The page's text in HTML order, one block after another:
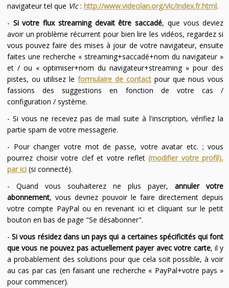
navigateur tel que Vlc: http://www.videolan.org/vlc/index.fr.html.
- Si votre flux streaming devait être saccadé, que vous deviez
avoir un problème récurrent pour bien lire les vidéos, regardez si
vous pouvez faire des mises à jour de votre navigateur, ensuite
faites une recherche « streaming+saccadé+nom du navigateur »
et / ou « optimiser+nom du navigateur+streaming » pour des
pistes, ou utilisez leformulaire de contact pour que nous vous
fassions des suggestions en fonction de votre cas /
configuration / système.
- Si vous ne recevez pas de mail suite à l'inscription, vérifiez la
partie spam de votre messagerie.
- Pour changer votre mot de passe, votre avatar etc. ; vous
pourrez choisir votre clef et votre reflet(modifier votre profil),
par ici(si connecté).
- Quand vous souhaiterez ne plus payer,annuler votre
abonnement, vous devriez pouvoir le faire directement depuis
votre compte PayPal ou en revenant ici et cliquant sur le petit
bouton en bas de page "Se désabonner".
-Si vous résidez dans un pays qui a certaines spécificités qui font
que vous ne pouvez pas actuellement payer avec votre carte, il y
a probablement des solutions pour que cela soit possible, à voir
au cas par cas (en faisant une recherche « PayPal+votre pays »
pour commencer).